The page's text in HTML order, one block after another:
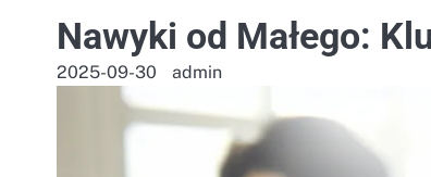
Nawyki od Małego:
2025-09-30 admin